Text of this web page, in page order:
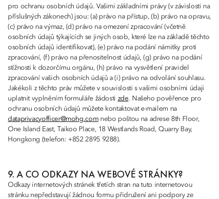
pro ochranu osobních údajů. Vašimi základními právy (v závislosti na
příslušných zákonech) jsou: (a) právo na přístup, (b) právo na opravu,
(c) právo na výmaz, (d) právo na omezení zpracování (včetně
osobních údajů týkajících se jiných osob, které lze na základě těchto
osobních údajů identifikovat), (e) právo na podání námitky proti
zpracování, (f) právo na přenositelnost údajů, (g) právo na podání
stížnosti k dozorčímu orgánu, (h) právo na vysvětlení pravidel
zpracování vašich osobních údajů a (i) právo na odvolání souhlasu.
Jakékoli z těchto práv můžete v souvislosti s vašimi osobními údaji
uplatnit vyplněním formuláře žádosti zde. Našeho pověřence pro
ochranu osobních údajů můžete kontaktovat e-mailem na
dataprivacyofficer@mohg.comnebo poštou na adrese 8th Floor,
One Island East, Taikoo Place, 18 Westlands Road, Quarry Bay,
Hongkong (telefon: +852 2895 9288).
9. A CO ODKAZY NA WEBOVÉ STRÁNKY?
Odkazy internetových stránek třetích stran na tuto internetovou
stránku nepředstavují žádnou formu přidružení ani podpory ze